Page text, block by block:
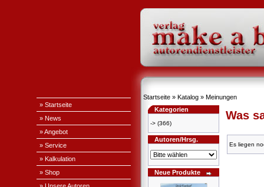
» Startseite
» News
» Angebot
» Service
» Kalkulation
» Shop
Startseite » Katalog » Meinungen
Kategorien
-> (366)
Autoren/Hrsg.
Neue Produkte
Was
Es liegen